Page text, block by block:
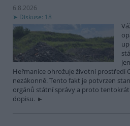
6.8.2026
Diskuse: 18
Heřmanice ohrožuje životní prostředí
nezákonně. Tento fakt je potvrzen
orgánů státní správy a proto
dopisu.